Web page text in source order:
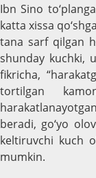
Ibn Sino
katta xissa
tana sarf qilgan
shunday kuchki,
fikricha,
tortilgan
beradi, go‘yo
keltiruvchi kuch
mumkin.